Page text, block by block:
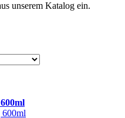
unserem Katalog ein.